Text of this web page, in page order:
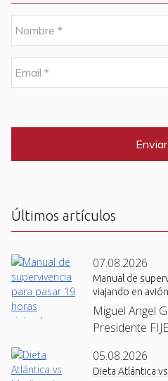
o
m
e
m
a
C
Últimos artículos
07.08.2026
Manual de
viajando en avión
Miguel Angel
Presidente
05.08.2026
Dieta Atlántica